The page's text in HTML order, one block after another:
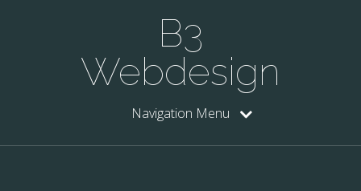
B3
Webdesign
Navigation Menu